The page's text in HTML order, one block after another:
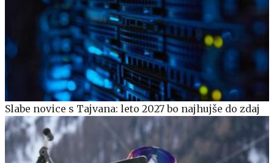
Slabe novice s Tajvana: leto 2027 bo najhujše do zdaj